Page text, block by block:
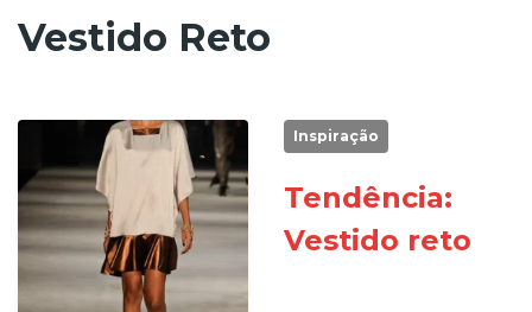
Vestido Reto
Inspiração
Tendência:
Vestido reto